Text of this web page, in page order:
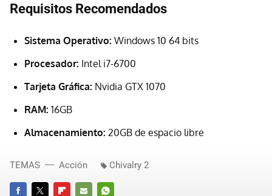
Requisitos Recomendados
Sistema Operativo: Windows 10 64 bits
Procesador: Intel i7-6700
Tarjeta Gráfica: Nvidia GTX 1070
RAM: 16GB
Almacenamiento: 20GB de espacio libre
TEMAS Acción Chivalry 2